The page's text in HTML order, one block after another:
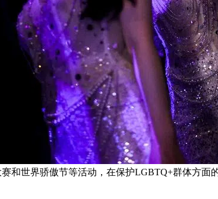
和世界骄傲节等活动，在保护LGBTQ+群体方面